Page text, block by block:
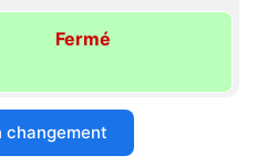
Fermé
changement